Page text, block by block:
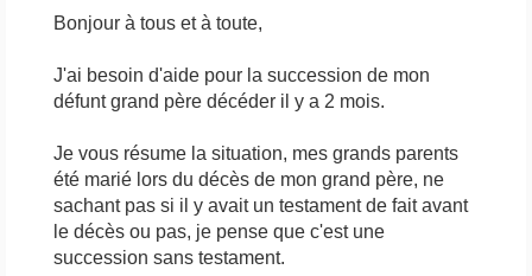
Bonjour à tous et à toute,
J'ai besoin d'aide pour la succession de mon
défunt grand père décéder il y a 2 mois.
Je vous résume la situation, mes grands parents
été marié lors du décès de mon grand père, ne
sachant pas si il y avait un testament de fait avant
le décès ou pas, je pense que c'est une
succession sans testament.